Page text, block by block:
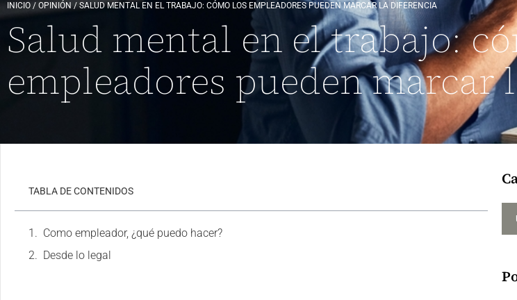
INICIO / OPINIÓN / SALUD MENTAL EN EL TRABAJO: CÓMO LOS EMPLEADORES PUEDEN MARCAR LA DIFERENCIA
Salud mental en el trabajo:
empleadores pueden marcar
TABLA DE CONTENIDOS
Como empleador, ¿qué puedo hacer?
Desde lo legal